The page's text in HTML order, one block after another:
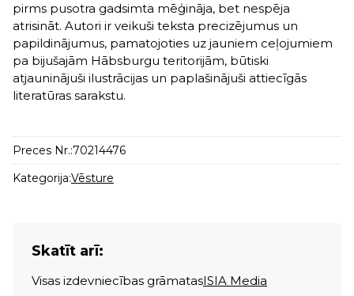
pirms pusotra gadsimta mēģināja, bet nespēja
atrisināt. Autori ir veikuši teksta precizējumus un
papildinājumus, pamatojoties uz jauniem ceļojumiem
pa bijušajām Hābsburgu teritorijām, būtiski
atjauninājuši ilustrācijas un paplašinājuši attiecīgās
literatūras sarakstu.
Preces Nr.:70214476
Kategorija:Vēsture
Skatīt arī:
Visas izdevniecības grāmatasISIA Media